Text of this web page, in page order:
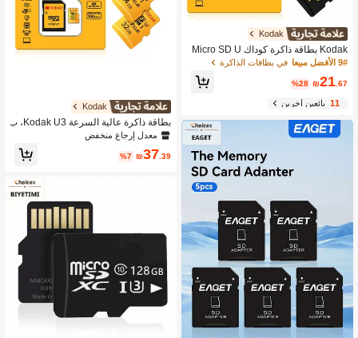
Kodak
Kodak بطاقة ذاكرة كوداك Micro SD U
مع محول بطاقة، مناسبة للكاميرا وDSL
9# الأفضل مبيعا في بطاقات الذاكرة
₪21.67
%28
11بائعين آخرين Kodak
بطاقة ذاكرة عالية السرعة Kodak U3، ب
قة ميكرو SD، متوافقة مع الهواتف والكمب
معدل إرجاع منخفض
₪37 .39
%7